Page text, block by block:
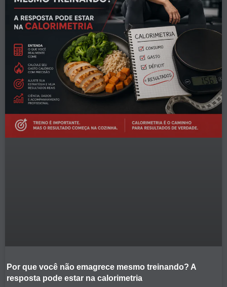
Por que você não emagrece mesmo treinando? A
resposta pode estar na calorimetria